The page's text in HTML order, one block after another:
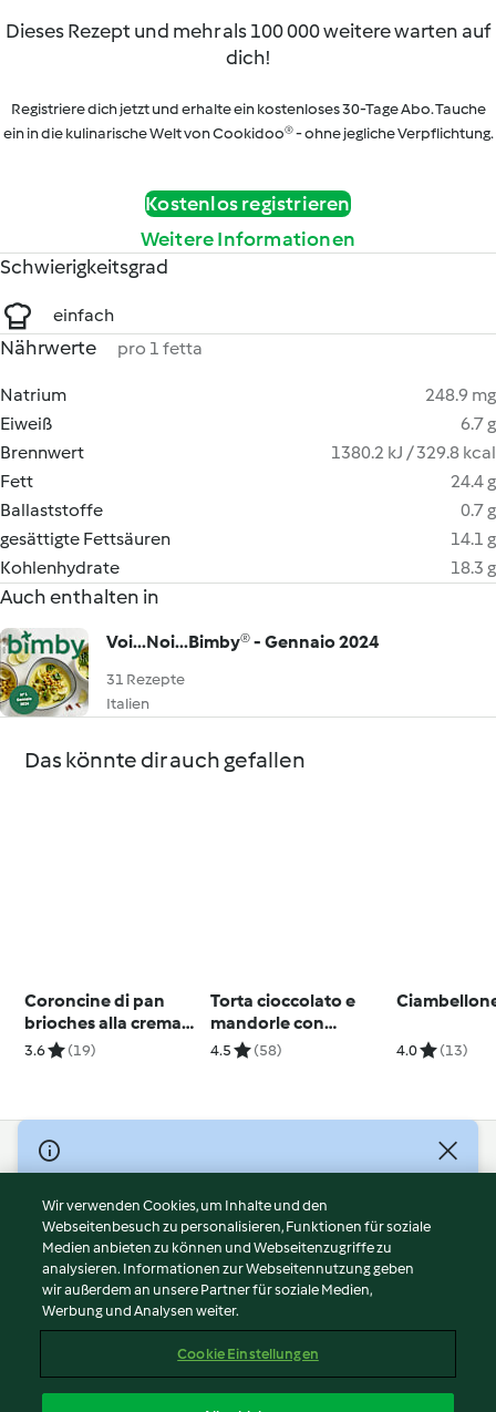
Dieses Rezept und mehr als 100 000 weitere warten auf
dich!
Registriere dich jetzt und erhalte ein kostenloses 30-Tage Abo. Tauche
ein in die kulinarische Welt von Cookidoo® - ohne jegliche Verpflichtung.
Kostenlos registrieren
Weitere Informationen
Schwierigkeitsgrad
einfach
Nährwerte pro 1 fetta
Natrium
248.9 mg
Eiweiß
6.7 g
Brennwert
1380.2 kJ / 329.8 kcal
Fett
24.4 g
Ballaststoffe
0.7 g
gesättigte Fettsäuren
14.1 g
Kohlenhydrate
18.3 g
Auch enthalten in
Voi...Noi...Bimby® - Gennaio 2024
31 Rezepte
Italien
Das könnte dir auch gefallen
Coroncine di pan
brioches alla crema
gianduia
3.6 (19)
Torta cioccolato e
mandorle con
ganache al cioccolato
4.5 (58) 4.0 (13)
© Copyright 2026
Nutzungsbedingungen
Datenschutzrichtlinien
Disclaimer
Impressum
Cookies
Abo kündigen
Wir verwenden Cookies, um Inhalte und den
Webseitenbesuch zu personalisieren, Funktionen für soziale
Medien anbieten zu können und Webseitenzugriffe zu
analysieren. Informationen zur Webseitennutzung geben
wir außerdem an unsere Partner für soziale Medien,
Werbung und Analysen weiter.
Cookie Einstellungen